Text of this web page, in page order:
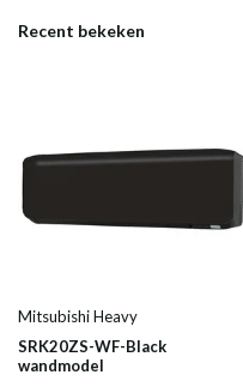
Recent bekeken
Mitsubishi Heavy
SRK20ZS-WF-Black
wandmodel